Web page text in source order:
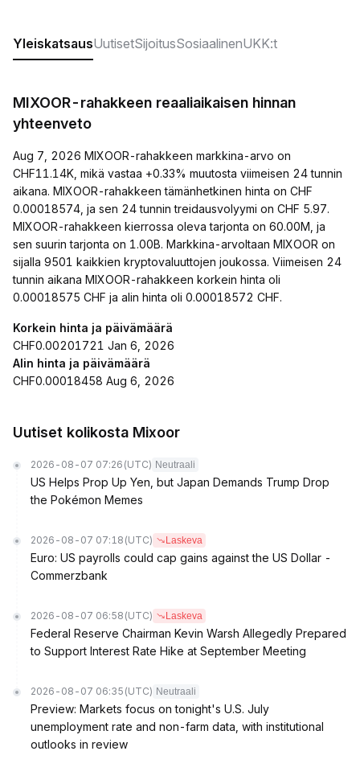
YleiskatsausUutisetSijoitusSosiaalinenUKK:t
MIXOOR-rahakkeen reaaliaikaisen hinnan
yhteenveto
Aug 7, 2026 MIXOOR-rahakkeen markkina-arvo on
CHF11.14K, mikä vastaa +0.33% muutosta viimeisen 24 tunnin
aikana. MIXOOR-rahakkeen tämänhetkinen hinta on CHF
0.00018574, ja sen 24 tunnin treidausvolyymi on CHF 5.97.
MIXOOR-rahakkeen kierrossa oleva tarjonta on 60.00M, ja
sen suurin tarjonta on 1.00B. Markkina-arvoltaan MIXOOR on
sijalla 9501 kaikkien kryptovaluuttojen joukossa. Viimeisen 24
tunnin aikana MIXOOR-rahakkeen korkein hinta oli
0.00018575 CHF ja alin hinta oli 0.00018572 CHF.
Korkein hinta ja päivämäärä
CHF0.00201721 Jan 6, 2026
Alin hinta ja päivämäärä
CHF0.00018458 Aug 6, 2026
Uutiset kolikosta Mixoor
2026-08-07 07:26 (UTC) Neutraali
US Helps Prop Up Yen, but Japan Demands Trump Drop
the Pokémon Memes
2026-08-07 07:18 (UTC) Laskeva
Euro: US payrolls could cap gains against the US Dollar -
Commerzbank
2026-08-07 06:58 (UTC) Laskeva
Federal Reserve Chairman Kevin Warsh Allegedly Prepared
to Support Interest Rate Hike at September Meeting
2026-08-07 06:35 (UTC) Neutraali
Preview: Markets focus on tonight's U.S. July
unemployment rate and non-farm data, with institutional
outlooks in review